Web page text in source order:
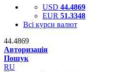
USD 44.4869
EUR 51.3348
Всі курси валют
44.4869
Авторизація
Пошук
RU